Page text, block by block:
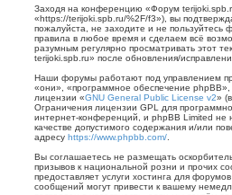
Заходя на конференцию «Форум
«https://terijoki.spb.ru/%2F/f3»), вы
пожалуйста, не заходите и не
правила в любое время и сделаем всё
разумным регулярно просматривать этот
terijoki.spb.ru» после обновления/
Наши форумы работают под управлением
«они», «программное обеспечение
лицензии «GNU General Public License v2»
Ограничения лицензии GPL для
интернет-конференций, и phpBB Limited не
качестве допустимого содержания и/или
адресу https://www.phpbb.com/
Вы соглашаетесь не размещать
призывов к национальной розни и прочих
предоставляет услуги хостинга для
сообщений могут привести к вашему